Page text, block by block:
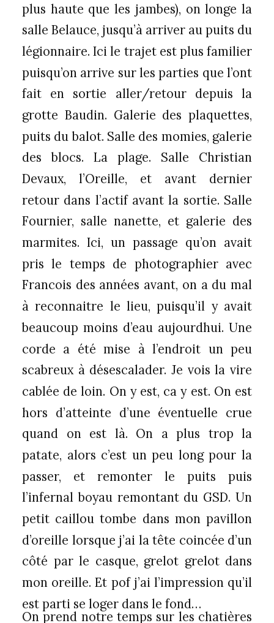
plus haute que les jambes), on longe la
salle Belauce, jusqu’à arriver au puits du
légionnaire. Ici le trajet est plus familier
puisqu’on arrive sur les parties que l’ont
fait en sortie aller/retour depuis la
grotte Baudin. Galerie des plaquettes,
puits du balot. Salle des momies, galerie
des blocs. La plage. Salle Christian
Devaux, l’Oreille, et avant dernier
retour dans l’actif avant la sortie. Salle
Fournier, salle nanette, et galerie des
marmites. Ici, un passage qu’on avait
pris le temps de photographier avec
Francois des années avant, on a du mal
à reconnaitre le lieu, puisqu’il y avait
beaucoup moins d’eau aujourdhui. Une
corde a été mise à l’endroit un peu
scabreux à désescalader. Je vois la vire
cablée de loin. On y est, ca y est. On est
hors d’atteinte d’une éventuelle crue
quand on est là. On a plus trop la
patate, alors c’est un peu long pour la
passer, et remonter le puits puis
l’infernal boyau remontant du GSD. Un
petit caillou tombe dans mon pavillon
d’oreille lorsque j’ai la tête coincée d’un
côté par le casque, grelot grelot dans
mon oreille. Et pof j’ai l’impression qu’il
est parti se loger dans le fond…
On prend notre temps sur les chatières